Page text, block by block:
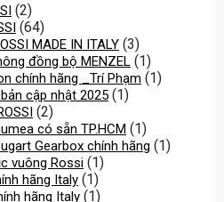
(2)
(64)
MADE IN ITALY (3)
đồng bộ MENZEL (1)
chính hãng _Trí Phạm (1)
cập nhật 2025 (1)
(2)
có sẵn TP.HCM (1)
Gearbox chính hãng (1)
vuông Rossi (1)
hãng Italy (1)
hãng Italy (1)